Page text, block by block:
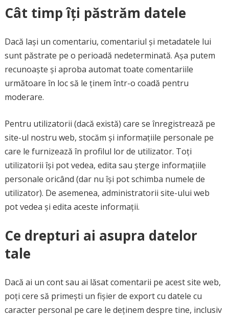
Cât timp îți păstrăm datele
Dacă lași un comentariu, comentariul și metadatele lui
sunt păstrate pe o perioadă nedeterminată. Așa putem
recunoaște și aproba automat toate comentariile
următoare în loc să le ținem într-o coadă pentru
moderare.
Pentru utilizatorii (dacă există) care se înregistrează pe
site-ul nostru web, stocăm și informațiile personale pe
care le furnizează în profilul lor de utilizator. Toți
utilizatorii își pot vedea, edita sau șterge informațiile
personale oricând (dar nu își pot schimba numele de
utilizator). De asemenea, administratorii site-ului web
pot vedea și edita aceste informații.
Ce drepturi ai asupra datelor
tale
Dacă ai un cont sau ai lăsat comentarii pe acest site web,
poți cere să primești un fișier de export cu datele cu
caracter personal pe care le deținem despre tine, inclusiv